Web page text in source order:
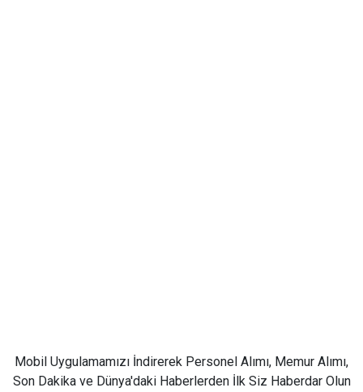
Mobil Uygulamamızı İndirerek Personel Alımı, Memur Alımı,
Son Dakika ve Dünya'daki Haberlerden İlk Siz Haberdar Olun